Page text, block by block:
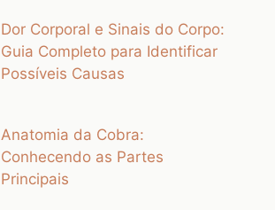
Dor Corporal e Sinais do Corpo:
Guia Completo para Identificar
Possíveis Causas
Anatomia da Cobra:
Conhecendo as Partes
Principais